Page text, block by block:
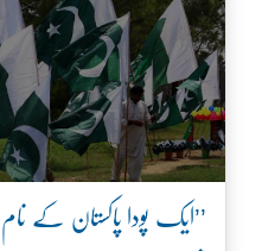
’’ایک پودا پاکستان کے